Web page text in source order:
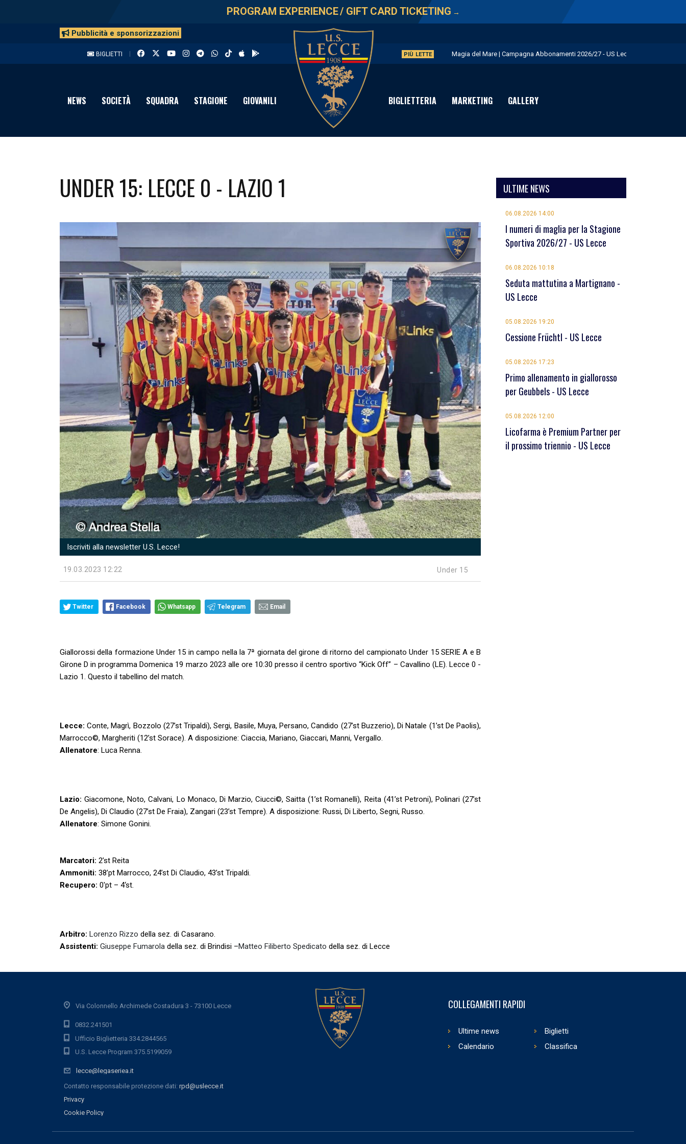
PROGRAM EXPERIENCE/ GIFT CARD TICKETING →
Pubblicità e sponsorizzazioni
BIGLIETTI PIÙ LETTE Magia del Mare | Campagna Abbonamenti 2026/27 - US Lecce
Licofarma è Premium Partner per il prossimo triennio - US Lecce
Seduta mattutina a Martignano - US Lecce
NEWS SOCIETÀ SQUADRA STAGIONE GIOVANILI BIGLIETTERIA MARKETING GALLERY
UNDER 15: LECCE 0 - LAZIO 1
Iscriviti alla newsletter U.S. Lecce!
19.03.2023 12:22 Under 15
Twitter Facebook Whatsapp Telegram Email
Giallorossi della formazione Under 15 in campo nella la 7ª giornata del girone di ritorno del campionato Under 15 SERIE A e B
Girone D in programma Domenica 19 marzo 2023 alle ore 10:30 presso il centro sportivo “Kick Off” – Cavallino (LE). Lecce 0 -
Lazio 1. Questo il tabellino del match.
Lecce: Conte, Magrì, Bozzolo (27’st Tripaldi), Sergi, Basile, Muya, Persano, Candido (27’st Buzzerio), Di Natale (1’st De Paolis),
Marrocco©, Margheriti (12’st Sorace). A disposizione: Ciaccia, Mariano, Giaccari, Manni, Vergallo.
Allenatore: Luca Renna.
Lazio: Giacomone, Noto, Calvani, Lo Monaco, Di Marzio, Ciucci©, Saitta (1’st Romanelli), Reita (41’st Petroni), Polinari (27’st
De Angelis), Di Claudio (27’st De Fraia), Zangari (23’st Tempre). A disposizione: Russi, Di Liberto, Segni, Russo.
Allenatore: Simone Gonini.
Marcatori: 2’st Reita
Ammoniti: 38’pt Marrocco, 24’st Di Claudio, 43’st Tripaldi.
Recupero: 0'pt – 4‘st.
Arbitro: Lorenzo Rizzo della sez. di Casarano.
Assistenti: Giuseppe Fumarola della sez. di Brindisi –Matteo Filiberto Spedicato della sez. di Lecce
ULTIME NEWS
06.08.2026 14:00
I numeri di maglia per la Stagione
Sportiva 2026/27 - US Lecce
06.08.2026 10:18
Seduta mattutina a Martignano -
US Lecce
05.08.2026 19:20
Cessione Früchtl - US Lecce
05.08.2026 17:23
Primo allenamento in giallorosso
per Geubbels - US Lecce
05.08.2026 12:00
Licofarma è Premium Partner per
il prossimo triennio - US Lecce
Via Colonnello Archimede Costadura 3 - 73100 Lecce
0832.241501
Ufficio Biglietteria 334.2844565
U.S. Lecce Program 375.5199059
lecce@legaseriea.it
Contatto responsabile protezione dati: rpd@uslecce.it
Privacy
Cookie Policy
COLLEGAMENTI RAPIDI
Ultime news
Biglietti
Calendario
Classifica